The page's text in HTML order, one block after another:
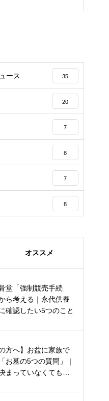
ース 35
20
7
8
7
8
オススメ
堂「強制競売手続
ら考える｜永代供養
確認したい5つのこと
方へ】お盆に家族で
お墓の5つの質問」｜
まっていなくても大
木葬「彩華」が開園か
80件以上のご家庭と
木葬を契約していただ
、見学時の印象や、彩
た理由についてお話を